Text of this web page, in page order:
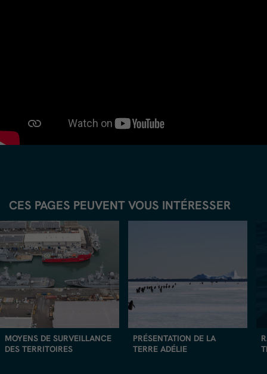
CES PAGES PEUVENT VOUS INTÉRESSER
MOYENS DE SURVEILLANCE
DES TERRITOIRES
PRÉSENTATION DE LA
TERRE ADÉLIE